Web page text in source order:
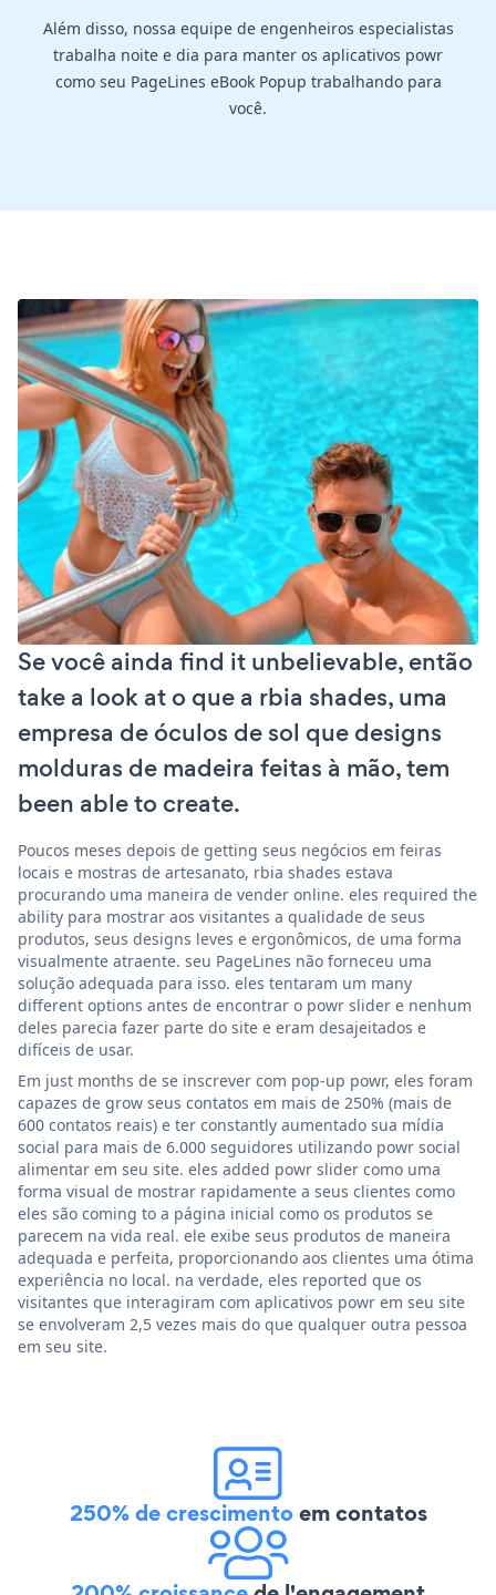
Além disso, nossa equipe de engenheiros especialistas
trabalha noite e dia para manter os aplicativos powr
como seu PageLines eBook Popup trabalhando para
você.
Se você ainda find it unbelievable, então
take a look at o que a rbia shades, uma
empresa de óculos de sol que designs
molduras de madeira feitas à mão, tem
been able to create.
Poucos meses depois de getting seus negócios em feiras
locais e mostras de artesanato, rbia shades estava
procurando uma maneira de vender online. eles required the
ability para mostrar aos visitantes a qualidade de seus
produtos, seus designs leves e ergonômicos, de uma forma
visualmente atraente. seu PageLines não forneceu uma
solução adequada para isso. eles tentaram um many
different options antes de encontrar o powr slider e nenhum
deles parecia fazer parte do site e eram desajeitados e
difíceis de usar.
Em just months de se inscrever com pop-up powr, eles foram
capazes de grow seus contatos em mais de 250% (mais de
600 contatos reais) e ter constantly aumentado sua mídia
social para mais de 6.000 seguidores utilizando powr social
alimentar em seu site. eles added powr slider como uma
forma visual de mostrar rapidamente a seus clientes como
eles são coming to a página inicial como os produtos se
parecem na vida real. ele exibe seus produtos de maneira
adequada e perfeita, proporcionando aos clientes uma ótima
experiência no local. na verdade, eles reported que os
visitantes que interagiram com aplicativos powr em seu site
se envolveram 2,5 vezes mais do que qualquer outra pessoa
em seu site.
250% de crescimentoem contatos